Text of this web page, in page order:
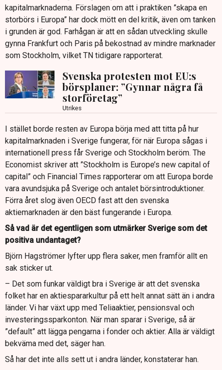
och nå börsen.
EU intresserar sig nu för den svenska modellen med ISK
och aktiespararkultur, som föreslås som förebild för
övriga Europa.
kapitalmarknaderna. Förslagen om att i praktiken ”skapa en
storbörs i Europa” har dock mött en del kritik, även om tanken
i grunden är god. Farhågan är att en sådan utveckling skulle
gynna Frankfurt och Paris på bekostnad av mindre marknader
som Stockholm, vilket TN tidigare rapporterat.
Svenska protesten mot EU:s
börsplaner: ”Gynnar några få
storföretag”
Utrikes
I stället borde resten av Europa börja med att titta på hur
kapitalmarknaden i Sverige fungerar, för när Europa sågas i
internationell press får Sverige och Stockholm beröm. The
Economist skriver att ”Stockholm is Europe’s new capital of
capital” och Financial Times rapporterar om att Europa borde
vara avundsjuka på Sverige och antalet börsintroduktioner.
Förra året slog även OECD fast att den svenska
aktiemarknaden är den bäst fungerande i Europa.
Så vad är det egentligen som utmärker Sverige som det
positiva undantaget?
Björn Hagströmer lyfter upp flera saker, men framför allt en
sak sticker ut.
– Det som funkar väldigt bra i Sverige är att det svenska
folket har en aktiespararkultur på ett helt annat sätt än i andra
länder. Vi har växt upp med Teliaaktier, pensionsval och
investeringssparkonton. När man sparar i Sverige, så är
”default” att lägga pengarna i fonder och aktier. Alla är väldigt
bekväma med det, säger han.
Så har det inte alls sett ut i andra länder, konstaterar han.